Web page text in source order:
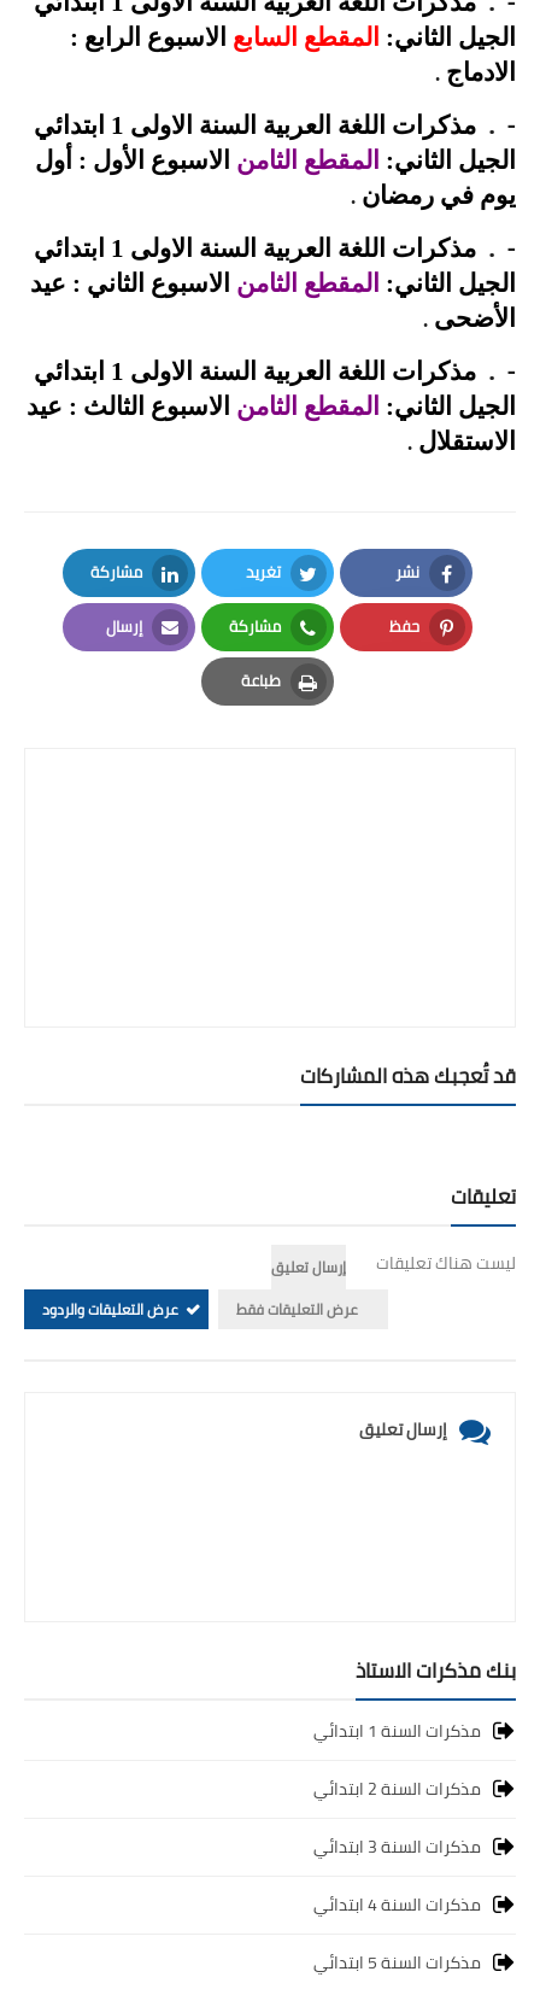
الجيل الثاني: المقطع السابع الاسبوع الرابع :
الادماج .
-
.
مذكرات اللغة العربية السنة الاولى 1 ابتدائي
الجيل الثاني: المقطع الثامن الاسبوع الأول : أول
يوم في رمضان .
-
.
مذكرات اللغة العربية السنة الاولى 1 ابتدائي
الجيل الثاني: المقطع الثامن الاسبوع الثاني : عيد
الأضحى .
-
.
مذكرات اللغة العربية السنة الاولى 1 ابتدائي
الجيل الثاني: المقطع الثامن الاسبوع الثالث : عيد
الاستقلال .
نشر
Facebook
تغريد
Twitter
مشاركة
LinkedIn
حفظ
Pinterest
مشاركة
Whatsapp
إرسال
Email
طباعة
Print
قد تُعجبك هذه المشاركات
تعليقات
ليست هناك تعليقات
إرسال تعليق
عرض التعليقات فقط
عرض التعليقات والردود
إرسال تعليق
بنك مذكرات الاستاذ
مذكرات السنة 1 ابتدائي
مذكرات السنة 2 ابتدائي
مذكرات السنة 3 ابتدائي
مذكرات السنة 4 ابتدائي
مذكرات السنة 5 ابتدائي